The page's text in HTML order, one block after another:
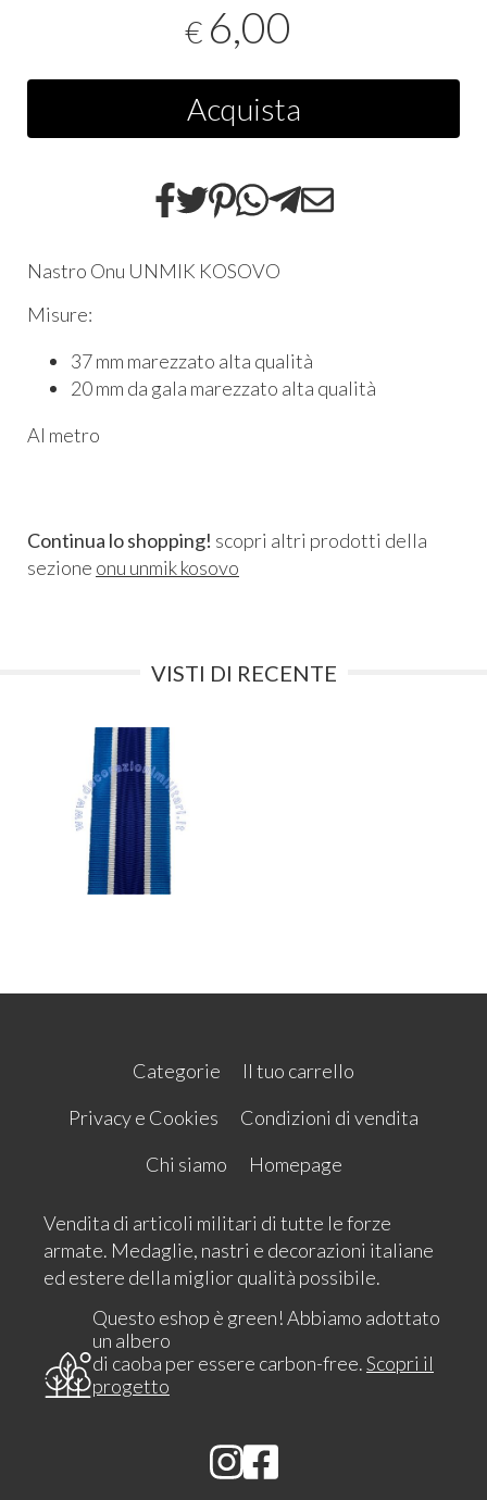
€ 6,00
Acquista
Nastro Onu UNMIK KOSOVO
Misure:
37 mm marezzato alta qualità
20 mm da gala marezzato alta qualità
Al metro
Continua lo shopping! scopri altri prodotti della
sezione onu unmik kosovo
VISTI DI RECENTE
Categorie
Il tuo carrello
Privacy e Cookies
Condizioni di vendita
Chi siamo
Homepage
Vendita di articoli militari di tutte le forze
armate. Medaglie, nastri e decorazioni italiane
ed estere della miglior qualità possibile.
Questo eshop è green! Abbiamo adottato
un albero
di caoba per essere carbon-free.Scopri il
progetto